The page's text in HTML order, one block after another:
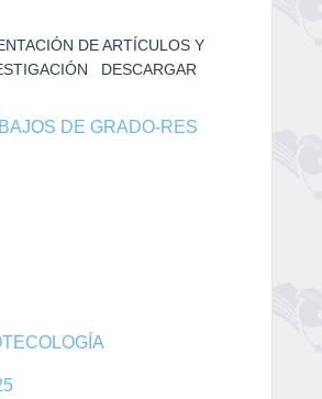
DE ARTÍCULOS Y
DESCARGAR
DE GRADO-RES